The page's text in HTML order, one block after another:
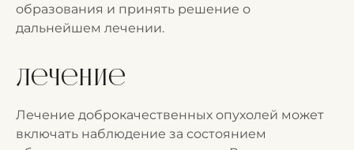
образования и принять решение о
дальнейшем лечении.
Лечение
Лечение доброкачественных опухолей может
включать наблюдение за состоянием